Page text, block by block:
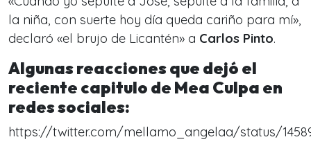
la niña, con suerte hoy día queda cariño para mí»,
declaró «el brujo de Licantén» a Carlos Pinto.
Algunas reacciones que dejó el
reciente capitulo de Mea Culpa en
redes sociales:
https://twitter.com/mellamo_angelaa/status/